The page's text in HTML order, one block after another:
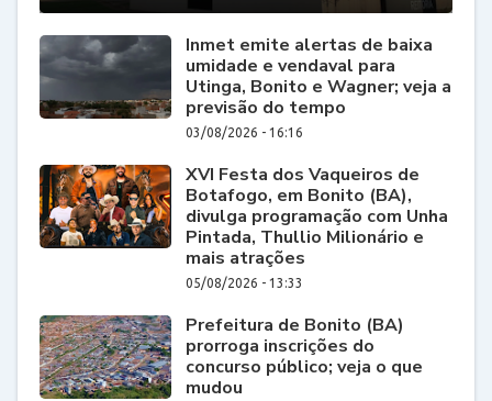
Inmet emite alertas de baixa
umidade e vendaval para
Utinga, Bonito e Wagner; veja a
previsão do tempo
03/08/2026 - 16:16
XVI Festa dos Vaqueiros de
Botafogo, em Bonito (BA),
divulga programação com Unha
Pintada, Thullio Milionário e
mais atrações
05/08/2026 - 13:33
Prefeitura de Bonito (BA)
prorroga inscrições do
concurso público; veja o que
mudou